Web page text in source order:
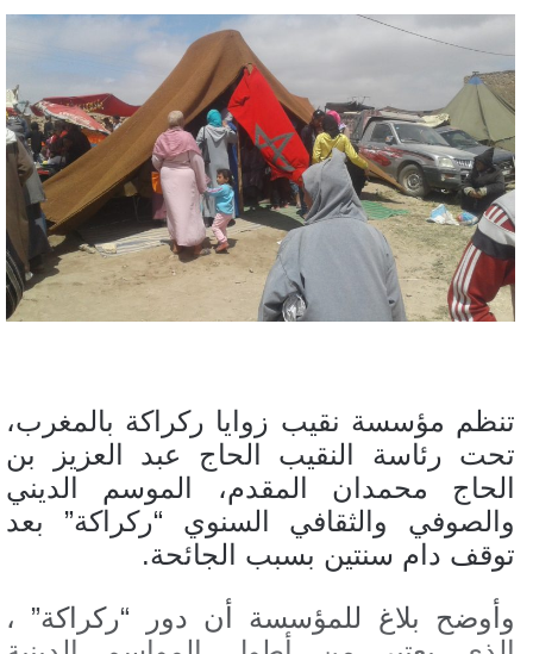
تنظم مؤسسة نقيب زوايا ركراكة بالمغرب،
تحت رئاسة النقيب الحاج عبد العزيز بن
الحاج محمدان المقدم، الموسم الديني
والصوفي والثقافي السنوي “ركراكة” بعد
توقف دام سنتين بسبب الجائحة.
وأوضح بلاغ للمؤسسة أن دور “ركراكة” ،